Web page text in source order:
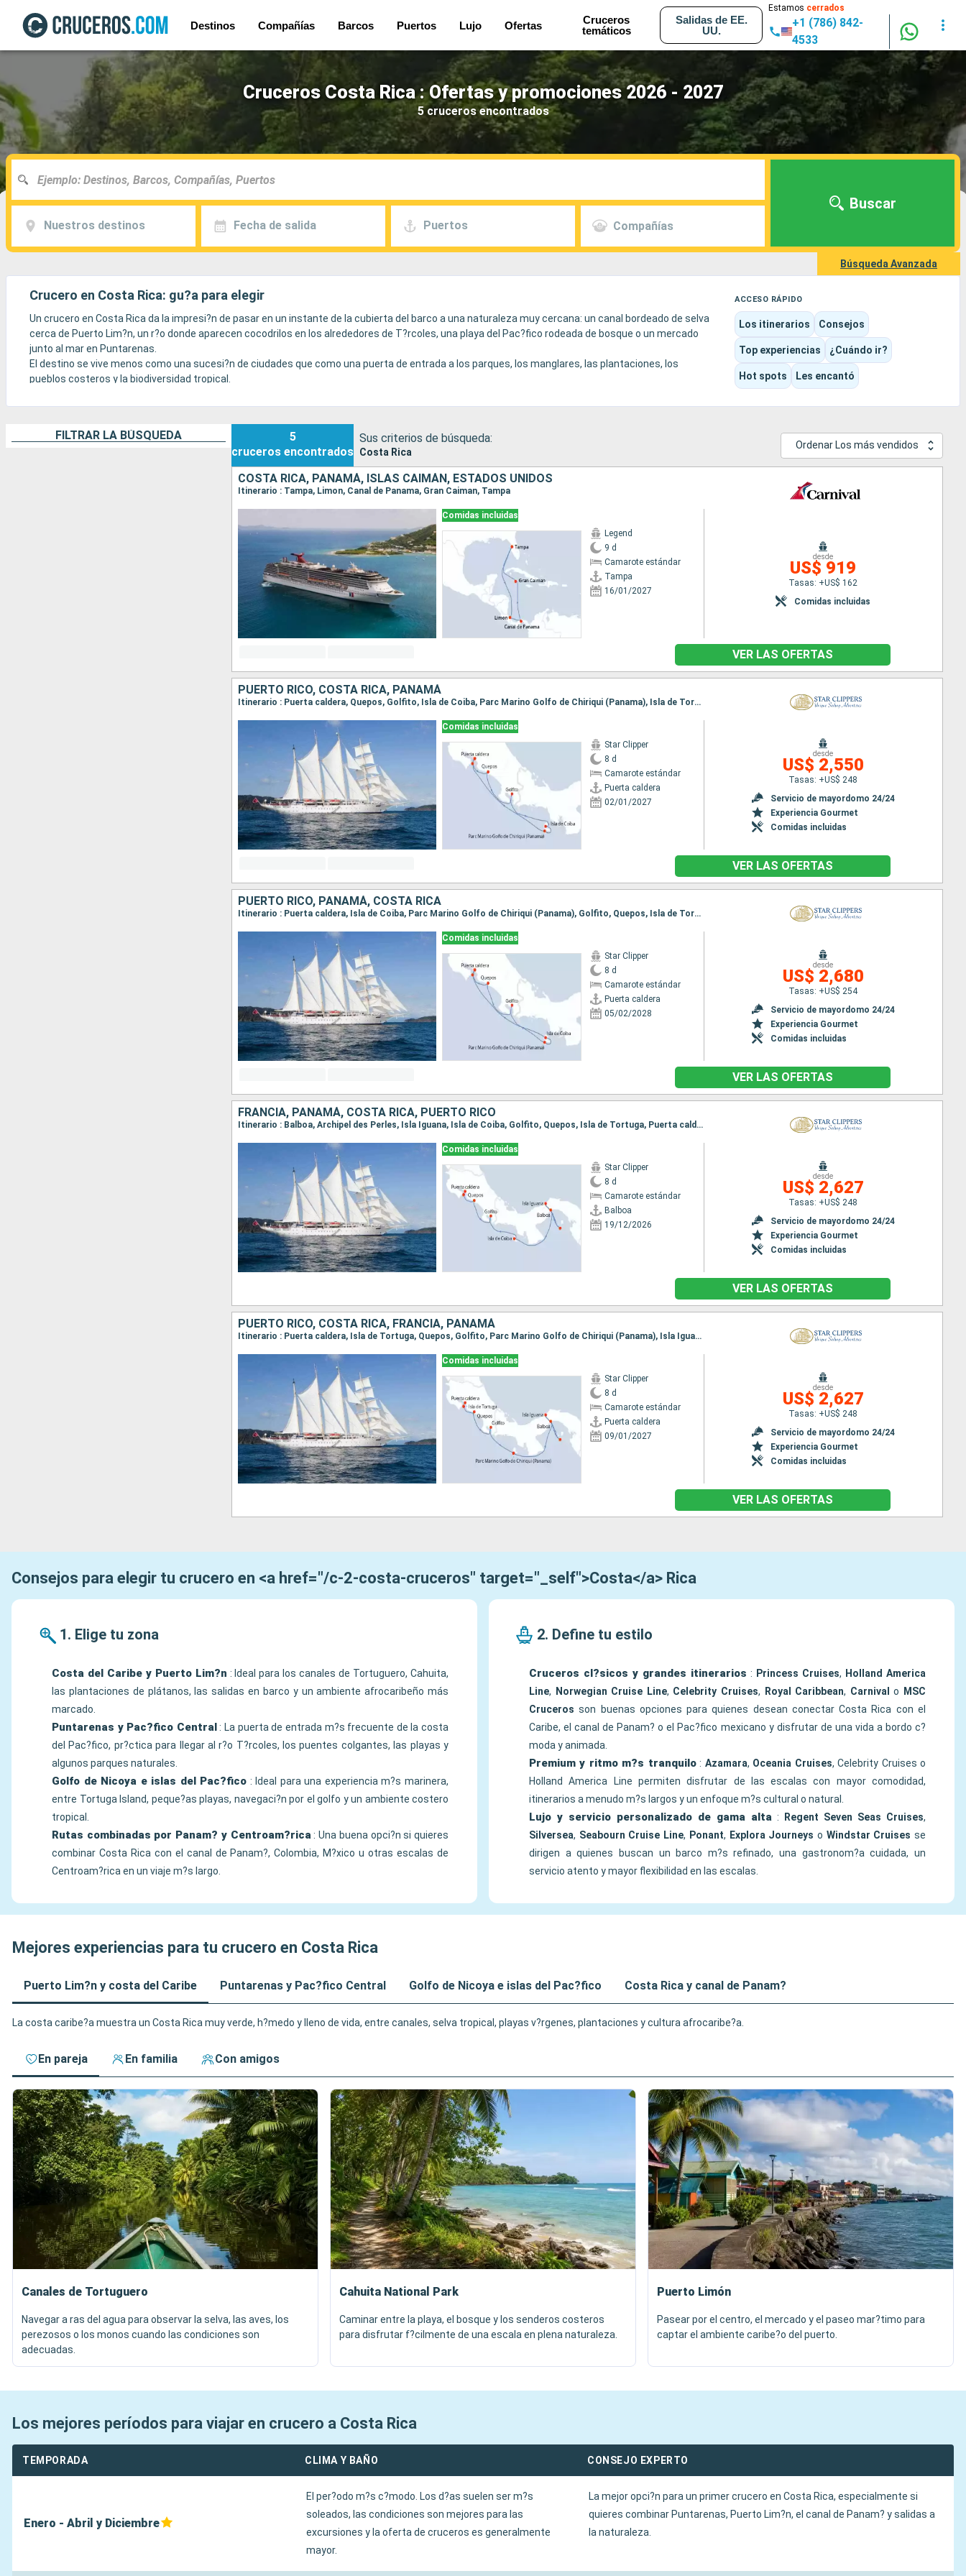
Destinos Compañías Barcos Puertos Lujo Ofertas
Cruceros
temáticos
Salidas de EE.
UU.
Estamos cerrados
+1 (786) 842-
4533
Cruceros Costa Rica : Ofertas y promociones 2026 - 2027
5 cruceros encontrados
Nuestros destinos Fecha de salida Puertos Compañías
Buscar
Búsqueda Avanzada
Crucero en Costa Rica: gu?a para elegir
Un crucero en Costa Rica da la impresi?n de pasar en un instante de la cubierta del barco a una naturaleza muy cercana: un canal bordeado de selva
cerca de Puerto Lim?n, un r?o donde aparecen cocodrilos en los alrededores de T?rcoles, una playa del Pac?fico rodeada de bosque o un mercado
junto al mar en Puntarenas.
El destino se vive menos como una sucesi?n de ciudades que como una puerta de entrada a los parques, los manglares, las plantaciones, los
pueblos costeros y la biodiversidad tropical.
hacia el canal de Panam?.
ACCESO RÁPIDO
Los itinerarios Consejos
Top experiencias ¿Cuándo ir?
Hot spots Les encantó
FILTRAR LA BÚSQUEDA
5
cruceros encontrados
Sus criterios de búsqueda:
Costa Rica
Ordenar Los más vendidos
COSTA RICA, PANAMÁ, ISLAS CAIMÁN, ESTADOS UNIDOS
Itinerario : Tampa, Limon, Canal de Panama, Gran Caiman, Tampa
Comidas incluidas
Legend
9 d
Camarote estándar
Tampa
16/01/2027
desde
US$ 919
Tasas: +US$ 162
Comidas incluidas
VER LAS OFERTAS
PUERTO RICO, COSTA RICA, PANAMÁ
Itinerario : Puerta caldera, Quepos, Golfito, Isla de Coiba, Parc Marino Golfo de Chiriqui (Panama), Isla de Tortuga, Puerta caldera
Comidas incluidas
Star Clipper
8 d
Camarote estándar
Puerta caldera
02/01/2027
desde
US$ 2,550
Tasas: +US$ 248
Servicio de mayordomo 24/24
Experiencia Gourmet
Comidas incluidas
VER LAS OFERTAS
PUERTO RICO, PANAMÁ, COSTA RICA
Itinerario : Puerta caldera, Isla de Coiba, Parc Marino Golfo de Chiriqui (Panama), Golfito, Quepos, Isla de Tortuga, Puerta caldera
Comidas incluidas
Star Clipper
8 d
Camarote estándar
Puerta caldera
05/02/2028
desde
US$ 2,680
Tasas: +US$ 254
Servicio de mayordomo 24/24
Experiencia Gourmet
Comidas incluidas
VER LAS OFERTAS
FRANCIA, PANAMÁ, COSTA RICA, PUERTO RICO
Itinerario : Balboa, Archipel des Perles, Isla Iguana, Isla de Coiba, Golfito, Quepos, Isla de Tortuga, Puerta caldera
Comidas incluidas
Star Clipper
8 d
Camarote estándar
Balboa
19/12/2026
desde
US$ 2,627
Tasas: +US$ 248
Servicio de mayordomo 24/24
Experiencia Gourmet
Comidas incluidas
VER LAS OFERTAS
PUERTO RICO, COSTA RICA, FRANCIA, PANAMÁ
Itinerario : Puerta caldera, Isla de Tortuga, Quepos, Golfito, Parc Marino Golfo de Chiriqui (Panama), Isla Iguana, Archipel des Perles, Balboa
Comidas incluidas
Star Clipper
8 d
Camarote estándar
Puerta caldera
09/01/2027
desde
US$ 2,627
Tasas: +US$ 248
Servicio de mayordomo 24/24
Experiencia Gourmet
Comidas incluidas
VER LAS OFERTAS
Consejos para elegir tu crucero en <a href="/c-2-costa-cruceros" target="_self">Costa</a> Rica
1. Elige tu zona
Costa del Caribe y Puerto Lim?n : Ideal para los canales de Tortuguero, Cahuita,
las plantaciones de plátanos, las salidas en barco y un ambiente afrocaribeño más
marcado.
Puntarenas y Pac?fico Central: La puerta de entrada m?s frecuente de la costa
del Pac?fico, pr?ctica para llegar al r?o T?rcoles, los puentes colgantes, las playas y
algunos parques naturales.
Golfo de Nicoya e islas del Pac?fico : Ideal para una experiencia m?s marinera,
entre Tortuga Island, peque?as playas, navegaci?n por el golfo y un ambiente costero
tropical.
Rutas combinadas por Panam? y Centroam?rica : Una buena opci?n si quieres
combinar Costa Rica con el canal de Panam?, Colombia, M?xico u otras escalas de
Centroam?rica en un viaje m?s largo.
2. Define tu estilo
Cruceros cl?sicos y grandes itinerarios : Princess Cruises, Holland America
Line, Norwegian Cruise Line, Celebrity Cruises, Royal Caribbean, Carnival o
MSC
Cruceros son buenas opciones para quienes desean conectar Costa Rica con el
Caribe, el canal de Panam? o el Pac?fico mexicano y disfrutar de una vida a bordo c?
moda y animada.
Premium y ritmo m?s tranquilo: Azamara, Oceania Cruises, Celebrity Cruises o
Holland America Line permiten disfrutar de las escalas con mayor comodidad,
itinerarios a menudo m?s largos y un enfoque m?s cultural o natural.
Lujo y servicio personalizado de gama alta : Regent Seven Seas Cruises,
Silversea, Seabourn Cruise Line, Ponant, Explora Journeys o Windstar Cruises se
dirigen a quienes buscan un barco m?s refinado, una gastronom?a cuidada, un
servicio atento y mayor flexibilidad en las escalas.
Mejores experiencias para tu crucero en Costa Rica
Puerto Lim?n y costa del Caribe Puntarenas y Pac?fico Central Golfo de Nicoya e islas del Pac?fico Costa Rica y canal de Panam?
La costa caribe?a muestra un Costa Rica muy verde, h?medo y lleno de vida, entre canales, selva tropical, playas v?rgenes, plantaciones y cultura afrocaribe?a.
En pareja En familia Con amigos
Canales de Tortuguero
Navegar a ras del agua para observar la selva, las aves, los
perezosos o los monos cuando las condiciones son
adecuadas.
Cahuita National Park
Caminar entre la playa, el bosque y los senderos costeros
para disfrutar f?cilmente de una escala en plena naturaleza.
Puerto Limón
Pasear por el centro, el mercado y el paseo mar?timo para
captar el ambiente caribe?o del puerto.
Los mejores períodos para viajar en crucero a Costa Rica
TEMPORADA CLIMA Y BAÑO CONSEJO EXPERTO
Enero - Abril y Diciembre
El per?odo m?s c?modo. Los d?as suelen ser m?s
soleados, las condiciones son mejores para las
excursiones y la oferta de cruceros es generalmente
mayor.
La mejor opci?n para un primer crucero en Costa Rica, especialmente si
quieres combinar Puntarenas, Puerto Lim?n, el canal de Panam? y salidas a
la naturaleza.